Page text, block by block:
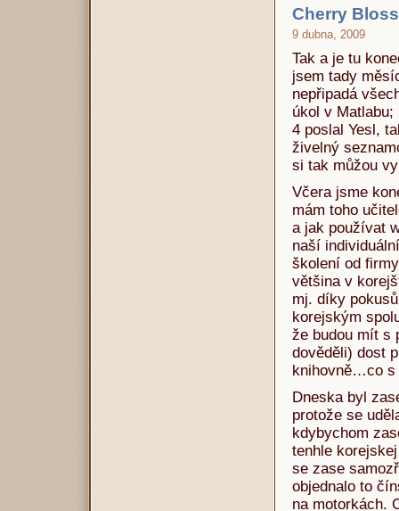
Cherry
9 dubna, 2009
Tak a je tu
jsem tady
nepřipadá
úkol v
4 poslal Yesl,
živelný
si tak můžou
Včera jsme
mám toho
a jak používat
naší
školení od
většina v
mj. díky
korejským
že budou mít s
dověděli) dost
knihovně…co s
Dneska byl
protože se
kdybychom
tenhle
se zase
objednalo to
na motorkách.